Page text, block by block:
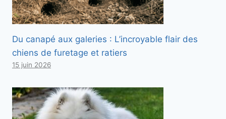
Du canapé aux galeries : L’incroyable flair des
chiens de furetage et ratiers
15 juin 2026